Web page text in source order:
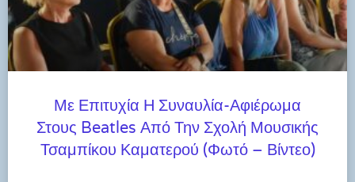
Με Επιτυχία Η Συναυλία-Αφιέρωμα
Στους Beatles Από Την Σχολή Μουσικής
Τσαμπίκου Καματερού (φωτό – Βίντεο)